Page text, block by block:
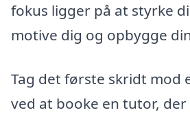
fokus ligger på at styrke
motive dig og opbygge
Tag det første skridt mod
ved at booke en tutor,